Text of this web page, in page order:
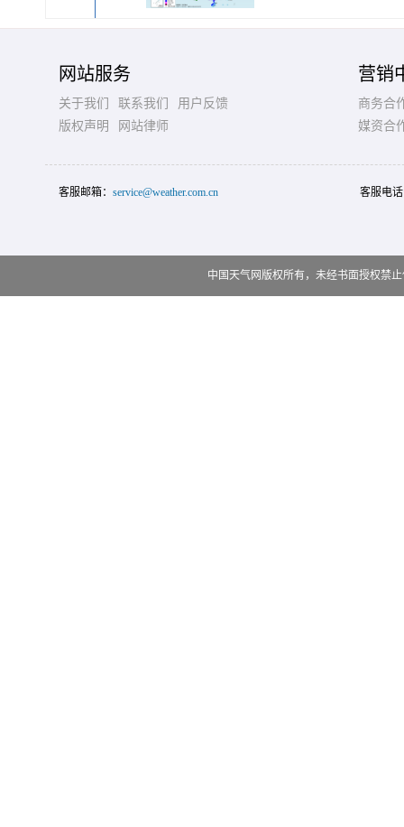
网站服务
关于我们 联系我们
用户反馈
版权声明
网站律师
营销
商务合
媒资合
客服邮箱： service@weather.com.cn 客服电
中国天气网版权所有，未经书面授权